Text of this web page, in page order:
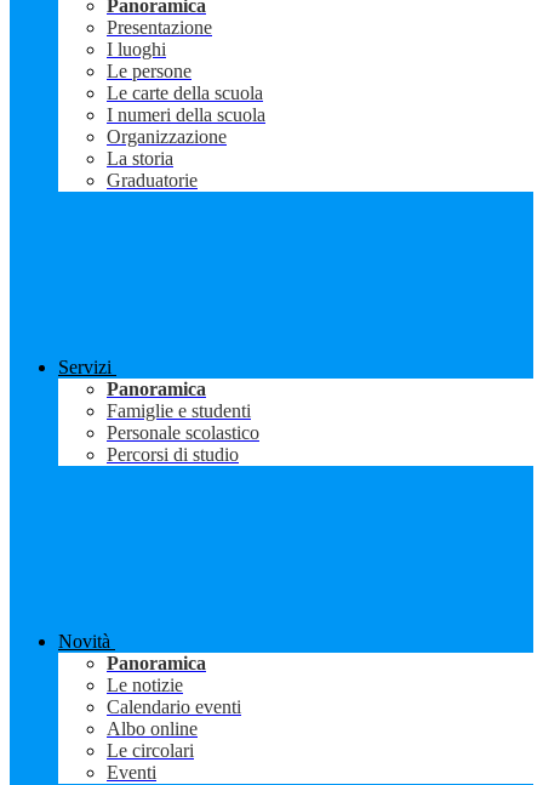
Panoramica
Presentazione
I luoghi
Le persone
Le carte della scuola
I numeri della scuola
Organizzazione
La storia
Graduatorie
Servizi
Panoramica
Famiglie e studenti
Personale scolastico
Percorsi di studio
Novità
Panoramica
Le notizie
Calendario eventi
Albo online
Le circolari
Eventi